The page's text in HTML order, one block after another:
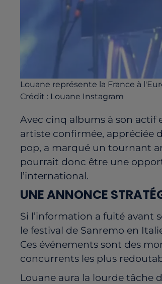
Louane représente la France à
Crédit : Louane Instagram
Avec cinq albums à son actif
artiste confirmée, appréciée
pop, a marqué un tournant
pourrait donc être une
l’international.
UNE ANNONCE
Si l’information a fuité avant
le festival de Sanremo en
Ces événements sont des
concurrents les plus
Louane aura la lourde tâche